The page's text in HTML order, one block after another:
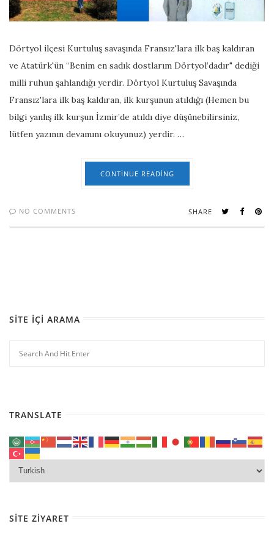
Dörtyol ilçesi Kurtuluş savaşında Fransız'lara ilk baş kaldıran
ve Atatürk'ün “Benim en sadık dostlarım Dörtyol’dadır" dediği
milli ruhun şahlandığı yerdir. Dörtyol Kurtuluş Savaşında
Fransız'lara ilk baş kaldıran, ilk kurşunun atıldığı (Hemen bu
bilgi yanlış ilk kurşun İzmir’de atıldı diye düşünebilirsiniz,
lütfen yazının devamını okuyunuz) yerdir. …
CONTINUE READING
NO COMMENTS SHARE
SITE İÇI ARAMA
TRANSLATE
SITE ZIYARET